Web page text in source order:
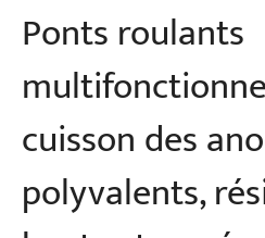
Ponts roulants
cuisson des
polyvalents,